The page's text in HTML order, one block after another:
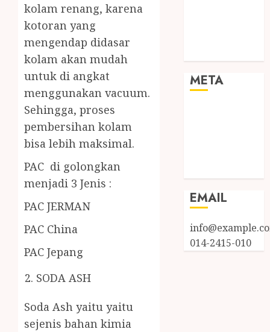
kolam renang, karena
kotoran yang
mengendap didasar
kolam akan mudah
untuk di angkat
menggunakan vacuum.
Sehingga, proses
pembersihan kolam
bisa lebih maksimal.
PAC di golongkan
menjadi 3 Jenis :
PAC JERMAN
PAC China
PAC Jepang
SODA ASH
Soda Ash yaitu yaitu
sejenis bahan kimia
META
EMAIL
014-2415-010